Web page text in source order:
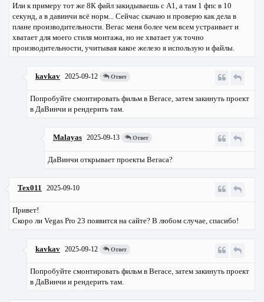
Или к примеру тот же 8К файл закидываешь с A1, а там 1 фпс в 10
секунд, а в давинчи всё норм... Сейчас скачаю и проверю как дела в
плане производительности. Вегас меня более чем всем устраивает и
хватает для моего стиля монтажа, но не хватает уж точно
производительности, учитывая какое железо я использую и файлы.
kavkav 2025-09-12 Ответ
Попробуйте смонтировать фильм в Вегасе, затем закинуть проект
в ДаВинчи и рендерить там.
Malayas 2025-09-13 Ответ
ДаВинчи открывает проекты Вегаса?
Tex011 2025-09-10
Привет!
Скоро ли Vegas Pro 23 появится на сайте? В любом случае, спасибо!
kavkav 2025-09-12 Ответ
Попробуйте смонтировать фильм в Вегасе, затем закинуть проект
в ДаВинчи и рендерить там.